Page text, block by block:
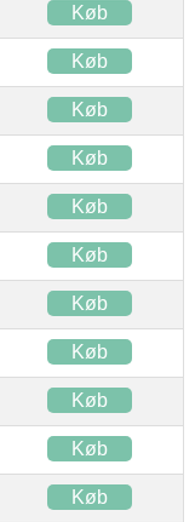
Køb
Køb
Køb
Køb
Køb
Køb
Køb
Køb
Køb
Køb
Køb